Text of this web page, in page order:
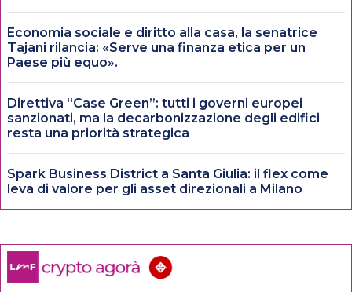
Economia sociale e diritto alla casa, la senatrice
Tajani rilancia: «Serve una finanza etica per un
Paese più equo».
Direttiva “Case Green”: tutti i governi europei
sanzionati, ma la decarbonizzazione degli edifici
resta una priorità strategica
Spark Business District a Santa Giulia: il flex come
leva di valore per gli asset direzionali a Milano